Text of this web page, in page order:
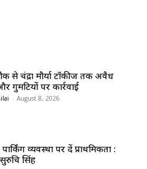
से चंद्रा मौर्या टॉकीज तक अवैध
गुमटियों पर कार्रवाई
- August 8, 2026
व्यवस्था पर दें प्राथमिकता :
सिंह